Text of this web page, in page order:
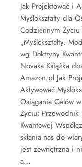
Jak Projektować i
Myślokształty dla
Codziennym Życiu
„Myślokształty.
wg Doktryny
Novaka Książka
Amazon.pl Jak
Aktywować
Osiągania Celów
Życiu: Przewodnik
Kwantowej
skłania nas do
jest zewnętrzna i
a…